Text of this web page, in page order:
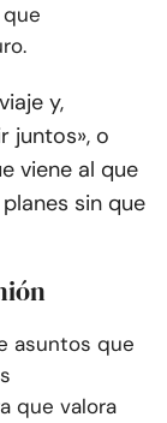
y,
juntos», o
viene al que
sin que
asuntos que
que valora